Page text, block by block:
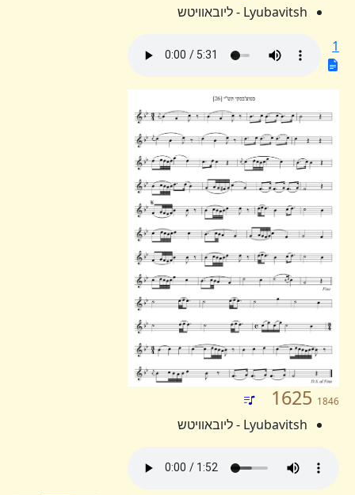
Lyubavitsh - ליובאוויטש
1625 1846
Lyubavitsh - ליובאוויטש